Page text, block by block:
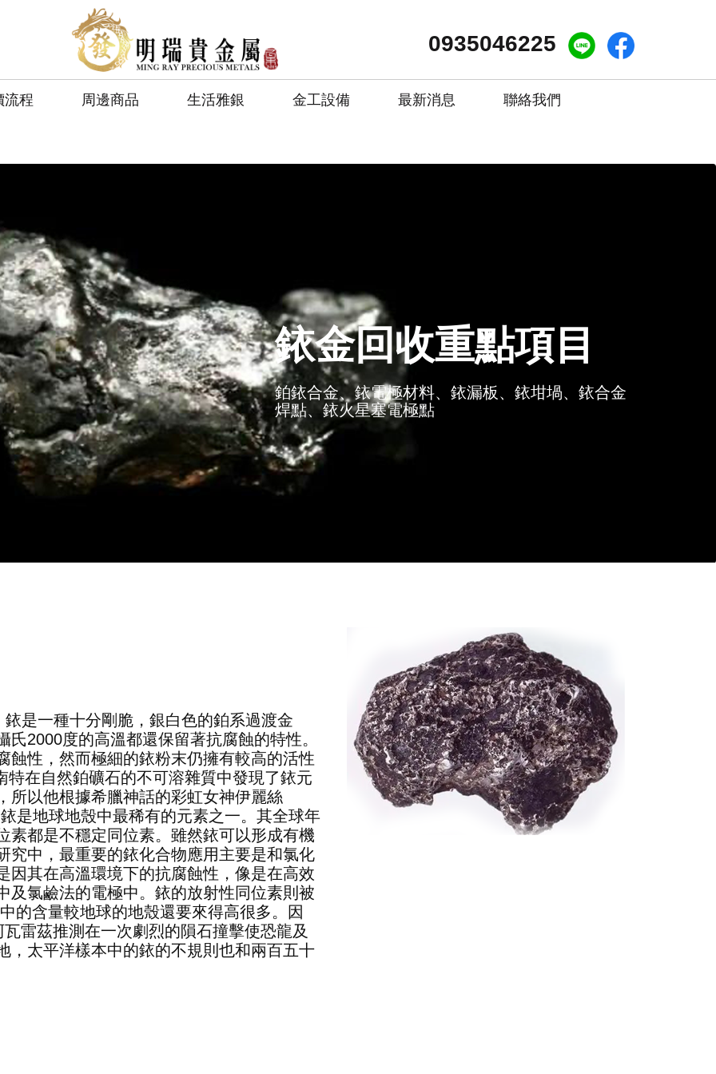
0935046225
流程 周邊商品 生活雅銀 金工設備 最新消息 聯絡我們
銥金回收重點項目
鉑銥合金、銥電極材料、銥漏板、銥坩堝、銥合金
焊點、銥火星塞電極點
是一種十分剛脆，銀白色的鉑系過渡金
2000度的高溫都還保留著抗腐蝕的特性。
蝕性，然而極細的銥粉末仍擁有較高的活性
特在自然鉑礦石的不可溶雜質中發現了銥元
所以他根據希臘神話的彩虹女神伊麗絲
是地球地殼中最稀有的元素之一。其全球年
素都是不穩定同位素。雖然銥可以形成有機
究中，最重要的銥化合物應用主要是和氯化
因其在高溫環境下的抗腐蝕性，像是在高效
及氯鹼法的電極中。銥的放射性同位素則被
的含量較地球的地殼還要來得高很多。因
雷茲推測在一次劇烈的隕石撞擊使恐龍及
，太平洋樣本中的銥的不規則也和兩百五十